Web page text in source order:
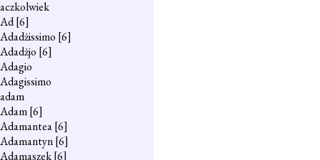
aczkolwiek
Ad[6]
Adadżissimo [6]
Adadżjo [6]
Adagio
Adagissimo
adam
Adam[6]
Adamantea[6]
Adamantyn[6]
Adamaszek[6]